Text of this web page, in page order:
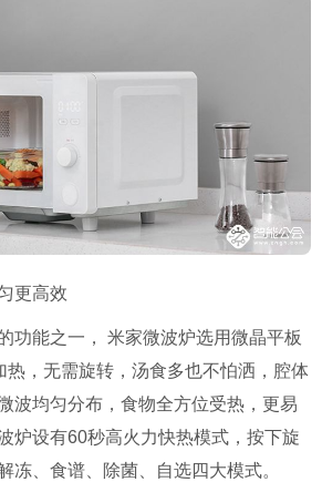
更高效
功能之一，
米家微波炉选用微晶平板
热，无需旋转，汤食多也不怕洒，腔体
波均匀分布，食物全方位受热，更易
炉设有60秒高火力快热模式，按下旋
冻、食谱、除菌、自选四大模式。